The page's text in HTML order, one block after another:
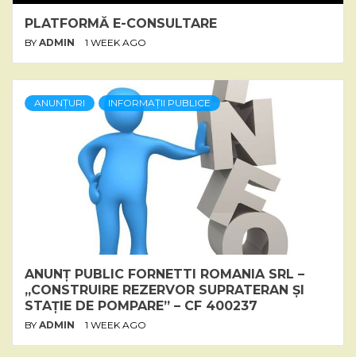
PLATFORMĂ E-CONSULTARE
BY ADMIN 1 WEEK AGO
ANUNȚURI INFORMAȚII PUBLICE
ANUNȚ PUBLIC FORNETTI ROMANIA SRL –
„CONSTRUIRE REZERVOR SUPRATERAN ȘI
STAȚIE DE POMPARE” – CF 400237
BY ADMIN 1 WEEK AGO